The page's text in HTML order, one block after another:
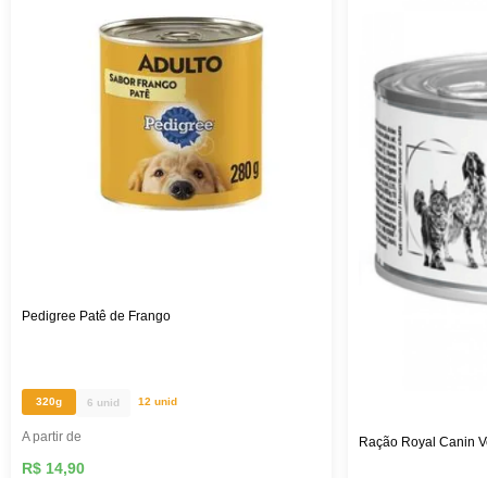
Pedigree Patê de Frango
320g 6 unid 12 unid
A partir de
R$ 14,90
Ração Royal Canin